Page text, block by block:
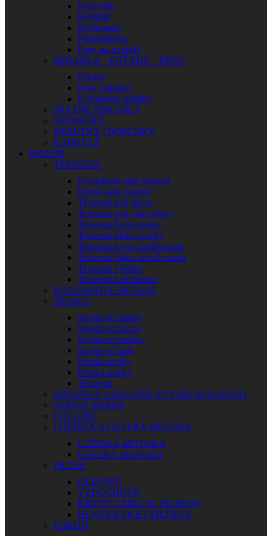
Rukoväte
Riadidlá
Rýchlopaly
Príslušenstvo
Peny na riadidlá
SEDADLÁ – POŤAHY – PENY
Poťahy
Peny sedadiel
Kompletné sedadlá
SPÄTNÉ ZRKADLÁ
STUPAČKY
SKRUTKY / DOPLNKY
KAPOTÁŽ
MOTOR
TESNENIA
Kompletné sady tesnení
Horné sady tesnení
Tesnenia pod hlavu
Tesnenia pod veko hlavy
Tesnenia krytu spojky
Tesnenia bloku spojky
Tesnenia krytu zapaľovania
Tesnenia bloku zapaľovania
Tesnenia výfuku
Tesnenia karburátora
ROZVODOVÉ REŤAZE
SPOJKA
Spojkové lamely
Spojkové plechy
Spojkové pružiny
Spojkové sady
Piestik spojky
Pumpa spojky
Tesnenia
OPRAVNÁ SADA POD VÝVOD. KOLIEČKO
VODNÁ PUMPA
CHLADIČ
LOŽISKÁ A GUFERÁ MOTORA
LOŽISKÁ MOTORA
GUFERÁ MOTORA
FILTRE
OLEJOVÉ
VZDUCHOVÉ
KRYTY VZDUCH. FILTROV
HLAVICE OLEJ. FILTROV
POHON